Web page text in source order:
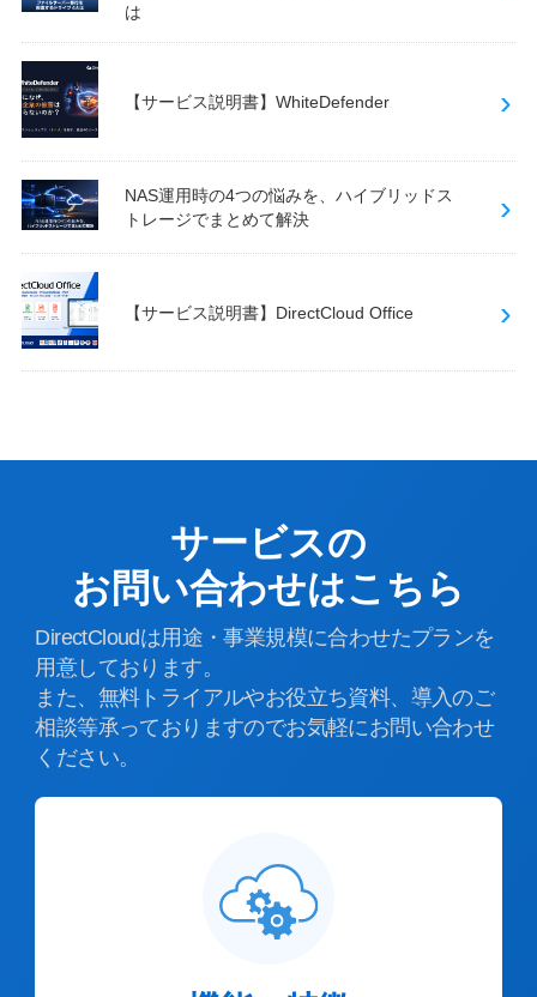
は
【サービス説明書】WhiteDefender
NAS運用時の4つの悩みを、ハイブリッドス
トレージでまとめて解決
【サービス説明書】DirectCloud Office
サービスの
お問い合わせはこちら
DirectCloudは用途・事業規模に合わせたプランを
用意しております。
また、無料トライアルやお役立ち資料、導入のご
相談等承っておりますのでお気軽にお問い合わせ
ください。